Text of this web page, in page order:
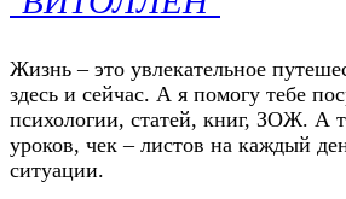
Жизнь – это увлекательное
здесь и сейчас. А я помогу тебе
психологии, статей, книг, ЗОЖ. А
уроков, чек – листов на каждый
ситуации.